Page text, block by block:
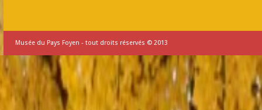
Musée du Pays Foyen - tout droits réservés © 2013